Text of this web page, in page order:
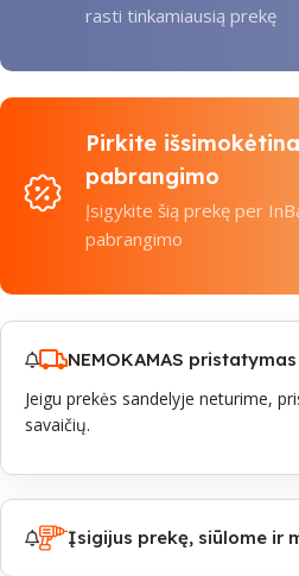
rasti tinkamiausią prekę
Pirkite
pabrangimo
Įsigykite šią prekę per
pabrangimo
NEMOKAMAS
Jeigu prekės sandelyje neturime,
savaičių.
Įsigijus prekę, siūlome ir